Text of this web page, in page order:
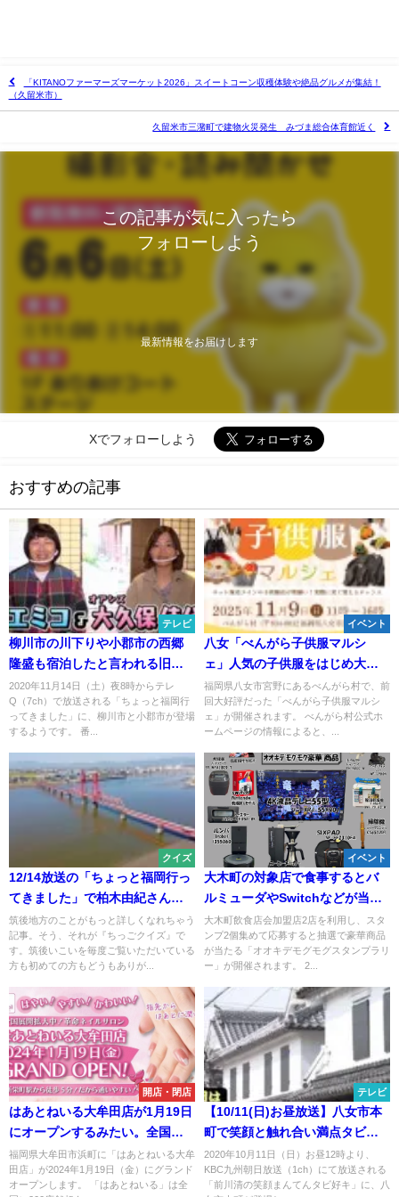
「KITANOファーマーズマーケット2026」スイートコーン収穫体験や絶品グルメが集結！
（久留米市）
久留米市三潴町で建物火災発生 みづま総合体育館近く
この記事が気に入ったら
フォローしよう
最新情報をお届けします
Xでフォローしよう
おすすめの記事
テレビ
柳川市の川下りや小郡市の西郷
隆盛も宿泊したと言われる旧旅
館などが登場！「ちょっと福岡
行ってきました」
2020年11月14日（土）夜8時からテレ
Q（7ch）で放送される「ちょっと福岡行
ってきました」に、柳川市と小郡市が登場
するようです。 番...
イベント
八女「べんがら子供服マルシ
ェ」人気の子供服をはじめ大人
服や雑貨も販売！モヒカンラー
メンなどのグルメも
福岡県八女市宮野にあるべんがら村で、前
回大好評だった「べんがら子供服マルシ
ェ」が開催されます。 べんがら村公式ホ
ームページの情報によると、...
クイズ
12/14放送の「ちょっと福岡行っ
てきました」で柏木由紀さんら
が行った大川市の老舗はどこ？
（ちっごクイズ）
筑後地方のことがもっと詳しくなれちゃう
記事。そう、それが『ちっごクイズ』で
す。筑後いこいを毎度ご覧いただいている
方も初めての方もどうもありが...
イベント
大木町の対象店で食事するとバ
ルミューダやSwitchなどが当た
るかも。「オオキデモグモグス
タンプラリー」3月12日より開催
大木町飲食店会加盟店2店を利用し、スタ
ンプ2個集めて応募すると抽選で豪華商品
が当たる「オオキデモグモグスタンプラリ
ー」が開催されます。 2...
開店・閉店
はあとねいる大牟田店が1月19日
にオープンするみたい。全国に
200店舗以上ある人気のネイルサ
ロン
福岡県大牟田市浜町に「はあとねいる大牟
田店」が2024年1月19日（金）にグランド
オープンします。 「はあとねいる」は全
テレビ
【10/11(日)お昼放送】八女市本
町で笑顔と触れ合い満点タビ！
「前川清の笑顔まんてんタビ好
キ」
2020年10月11日（日）お昼12時より、
KBC九州朝日放送（1ch）にて放送される
「前川清の笑顔まんてんタビ好キ」に、八